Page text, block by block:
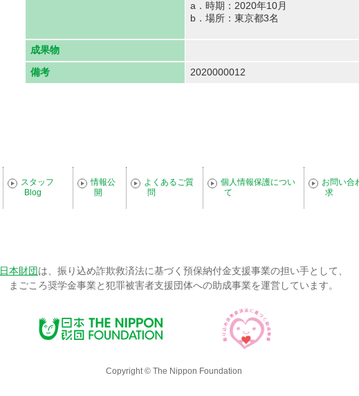
a．時期：2020年10月
b．場所：東京都3名
成果物
備考 2020000012
スタッフ
Blog
情報公
開
よくあるご質
問
個人情報保護につい
て
お問い合
求
日本財団は、振り込め詐欺救済法に基づく預保納付金支援事業の担い手として、
まごころ奨学金事業と犯罪被害者支援団体への助成事業を運営しています。
Copyright © The Nippon Foundation